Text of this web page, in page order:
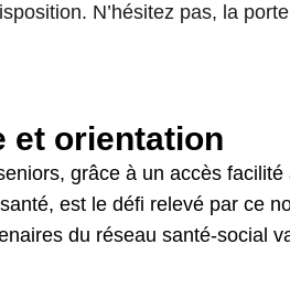
N’hésitez pas, la
et orientation
grâce à un accès
est le défi relevé par ce
du réseau santé-social